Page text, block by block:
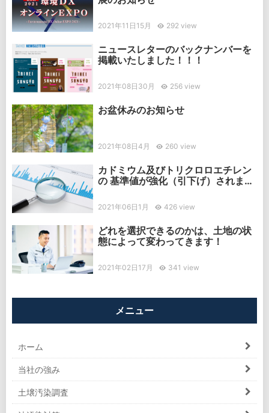
2021年11日15月 292 view
ニュースレターのバックナンバーを
掲載いたしました！！！
2021年08日30月 256 view
お盆休みのお知らせ
2021年08日4月 260 view
カドミウム及びトリクロロエチレン
の 基準値が強化（引下げ）されまし
2021年06日1月 426 view
どれを選択できるのかは、土地の状
態によって変わってきます！
2021年02日17月 341 view
メニュー
ホーム
当社の強み
土壌汚染調査